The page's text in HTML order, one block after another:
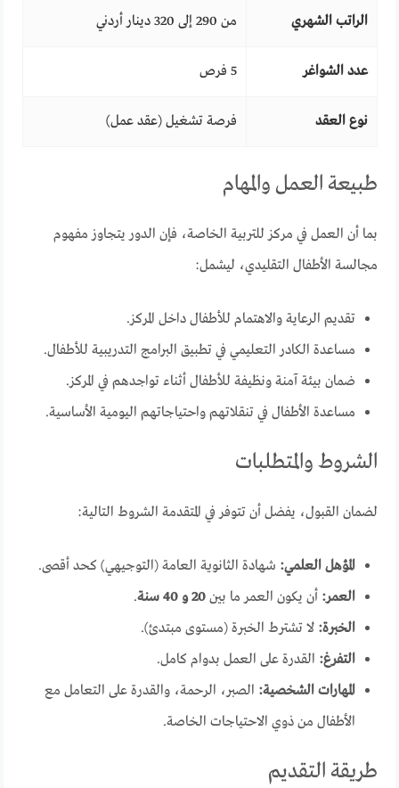
الراتب الشهري من 290 إلى 320 دينار أردني
عدد الشواغر 5 فرص
نوع العقد فرصة تشغيل (عقد عمل)
طبيعة العمل والمهام
بما أن العمل في مركز للتربية الخاصة، فإن الدور يتجاوز مفهوم
مجالسة الأطفال التقليدي، ليشمل:
تقديم الرعاية والاهتمام للأطفال داخل المركز.
مساعدة الكادر التعليمي في تطبيق البرامج التدريبية للأطفال.
ضمان بيئة آمنة ونظيفة للأطفال أثناء تواجدهم في المركز.
مساعدة الأطفال في تنقلاتهم واحتياجاتهم اليومية الأساسية.
الشروط والمتطلبات
لضمان القبول، يفضل أن تتوفر في المتقدمة الشروط التالية:
المؤهل العلمي: شهادة الثانوية العامة (التوجيهي) كحد أقصى.
العمر: أن يكون العمر ما بين20 و 40 سنة
.
الخبرة: لا تشترط الخبرة (مستوى مبتدئ).
التفرغ: القدرة على العمل بدوام كامل.
المهارات الشخصية: الصبر، الرحمة، والقدرة على التعامل مع
الأطفال من ذوي الاحتياجات الخاصة.
طريقة التقديم